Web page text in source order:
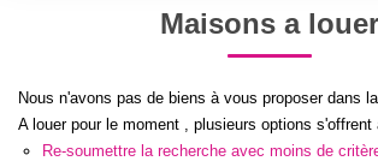
NOTRE AGENCE
Budget max Plus
Maisons a louer
Nous n'avons pas de biens à vous proposer dans
A louer pour le moment , plusieurs options s'offrent
Re-soumettre la recherche avec moins de